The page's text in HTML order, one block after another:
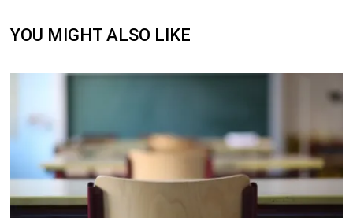
YOU MIGHT ALSO LIKE